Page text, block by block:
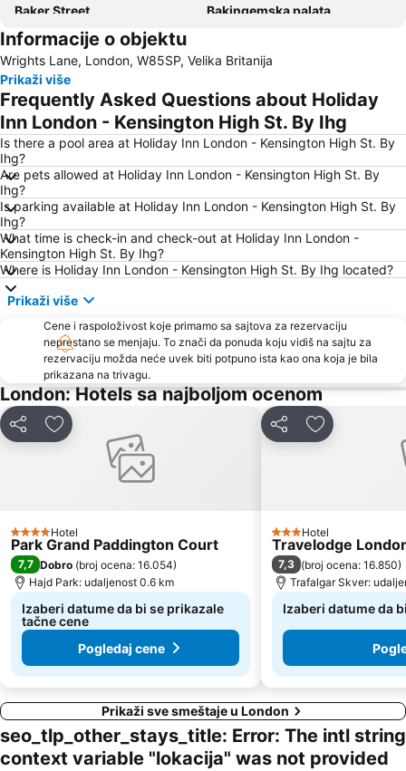
Baker Street
Bakingemska palata
Grand Designs Live at ExCeL London
Waterloo Station
Bloomsbury
Shoreditch
Wembley Stadium
The O2 Arena
ExCeL
Aerodrom Hitrou London
Ilford
London Gatwick Airport
Holland Park
Marylebone
London Zoo
Britanski Muzej (British Museum)
Farringdon
Moorgate Station
Canary Wharf Metro Station
Edgware Metro Station
Informacije o objektu
Wrights Lane, London, W85SP, Velika Britanija
Prikaži više
Frequently Asked Questions about Holiday
Inn London - Kensington High St. By Ihg
Is there a pool area at Holiday Inn London - Kensington High St. By
Ihg?
Are pets allowed at Holiday Inn London - Kensington High St. By
Ihg?
Is parking available at Holiday Inn London - Kensington High St. By
Ihg?
What time is check-in and check-out at Holiday Inn London -
Kensington High St. By Ihg?
Where is Holiday Inn London - Kensington High St. By Ihg located?
Prikaži više
Cene i raspoloživost koje primamo sa sajtova za rezervaciju
neprestano se menjaju. To znači da ponuda koju vidiš na sajtu za
rezervaciju možda neće uvek biti potpuno ista kao ona koja je bila
prikazana na trivagu.
London: Hotels sa najboljom ocenom
Deli Dodati u favorite
4 Zvezdice
Hotel
Park Grand Paddington Court
7,7 Dobro (broj ocena: 16.054)
Hajd Park: udaljenost 0.6 km
Izaberi datume da bi se prikazale
tačne cene
Pogledaj cene
Deli Dodati u
3 Zvezdice
Hotel
Travelodge
7,3 (broj ocena: 16.850)
Trafalgar Skver:
Izaberi datume da
Prikaži sve smeštaje u London
seo_tlp_other_stays_title: Error: The intl string
context variable "lokacija" was not provided